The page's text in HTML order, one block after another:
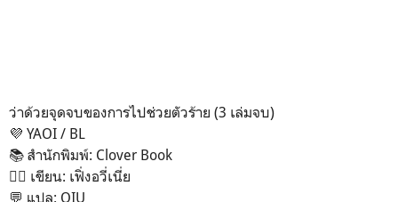
ว่าด้วยจุดจบของการไปช่วยตัวร้าย (3 เล่มจบ)
💜 YAOI / BL
📚 สำนักพิมพ์: Clover Book
✍🏻 เขียน: เฟิ่งอวี่เนี่ย
💬 แปล: QIU